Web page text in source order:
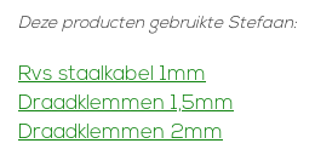
Deze producten gebruikte Stefaan:
Rvs staalkabel 1mm
Draadklemmen 1,5mm
Draadklemmen 2mm